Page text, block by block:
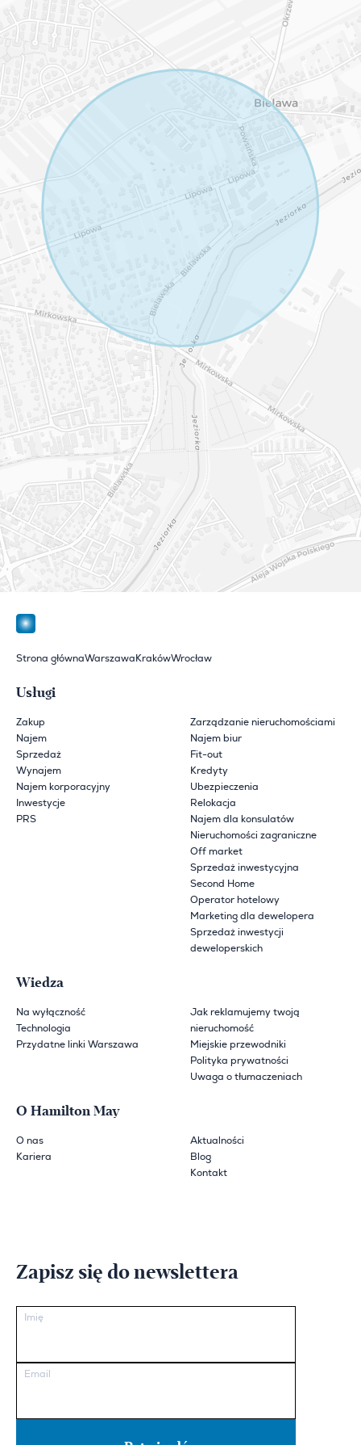
Strona głównaWarszawa KrakówWrocław
Usługi
Zakup
Najem
Sprzedaż
Wynajem
Najem korporacyjny
Inwestycje
PRS
Zarządzanie nieruchomościami
Najem biur
Fit-out
Kredyty
Ubezpieczenia
Relokacja
Najem dla konsulatów
Nieruchomości zagraniczne
Off market
Sprzedaż inwestycyjna
Second Home
Operator hotelowy
Marketing dla dewelopera
Sprzedaż inwestycji
deweloperskich
Wiedza
Na wyłączność
Technologia
Przydatne linki Warszawa
Jak reklamujemy twoją
nieruchomość
Miejskie przewodniki
Polityka prywatności
Uwaga o tłumaczeniach
O Hamilton May
O nas
Kariera
Aktualności
Blog
Kontakt
Zapisz się do newslettera
Imię
Email